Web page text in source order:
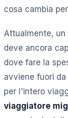
cosa cambia
Attualmente,
deve ancora
dove fare la
avviene fuori
per l'intero
viaggiatore